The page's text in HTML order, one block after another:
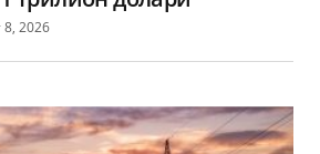
8, 2026